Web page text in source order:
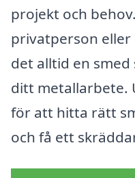
projekt och
privatperson
det alltid en smed
ditt metallarbete.
för att hitta rätt
och få ett